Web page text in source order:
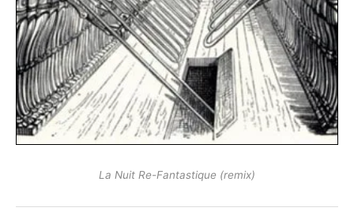
La Nuit Re-Fantastique (remix)